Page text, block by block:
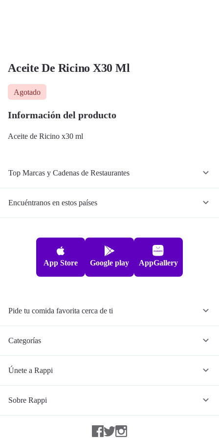
Aceite De Ricino X30 Ml
Agotado
Información del producto
Aceite de Ricino x30 ml
Top Marcas y Cadenas de Restaurantes
Encuéntranos en estos países
App Store Google play AppGallery
Pide tu comida favorita cerca de ti
Categorías
Únete a Rappi
Sobre Rappi
Facebook
TwitterInstagram